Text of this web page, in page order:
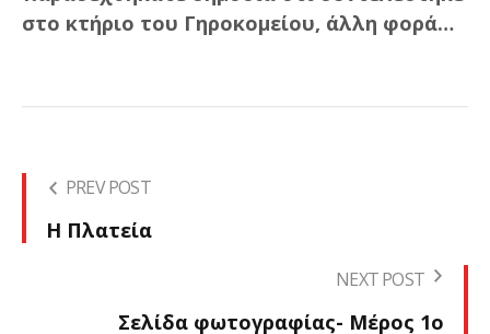
στο κτήριο του Γηροκομείου, άλλη φορά…
PREV POST
Η Πλατεία
NEXT POST
Σελίδα φωτογραφίας- Μέρος 1ο